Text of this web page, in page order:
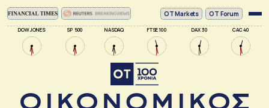
DOW JONES SP 500 NASDAQ FTSE 100 DAX 30 CAC 40
ΟΤ Markets OT Forum